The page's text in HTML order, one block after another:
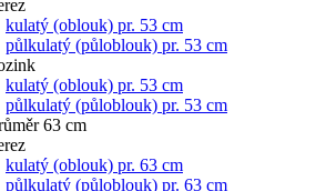
kulatý (oblouk) pr. 53 cm
půlkulatý (půloblouk) pr. 53 cm
kulatý (oblouk) pr. 53 cm
půlkulatý (půloblouk) pr. 53 cm
63 cm
kulatý (oblouk) pr. 63 cm
půlkulatý (půloblouk) pr. 63 cm